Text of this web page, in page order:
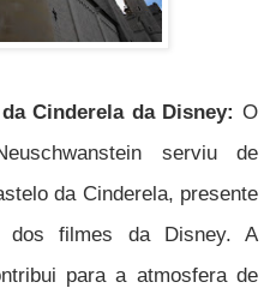
Cinderela da Disney: O
serviu de
da Cinderela, presente
dos filmes da Disney. A
para a atmosfera de